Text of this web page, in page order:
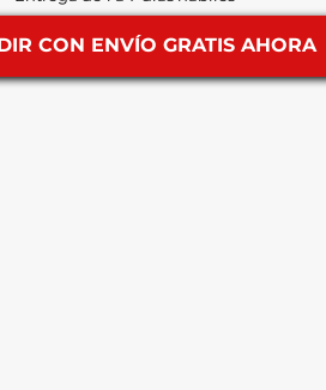
CON ENVÍO GRATIS AHORA